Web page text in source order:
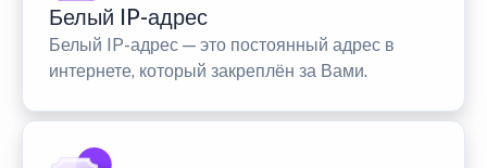
Белый IP-адрес
Белый IP-адрес — это постоянный адрес в
интернете, который закреплён за Вами.